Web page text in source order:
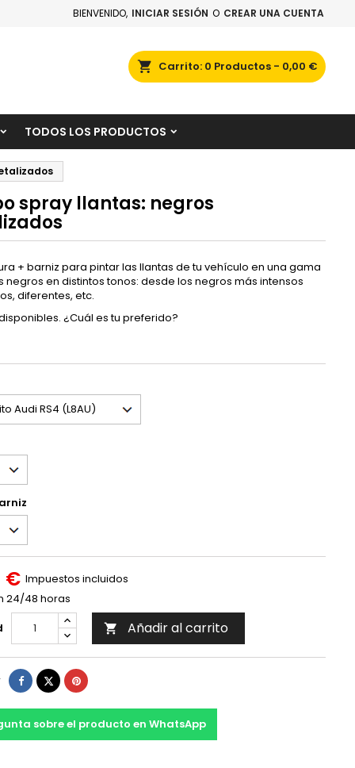
BIENVENIDO, INICIAR SESIÓN O CREAR UNA CUENTA
Carrito 0 Productos - 0,00 €
TODOS LOS PRODUCTOS
spray llantas: negros
+ barniz para pintar las llantas de tu vehículo en una gama
negros en distintos tonos: desde los negros más intensos
diferentes, etc.
¿Cuál es tu preferido?
€ Impuestos incluidos
24/48 horas
 Añadir al carrito
Compartir
TuitearPinterest
sobre el producto en WhatsApp